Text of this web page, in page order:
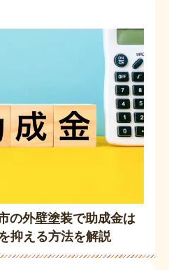
の外壁塗装で助成金は
抑える方法を解説